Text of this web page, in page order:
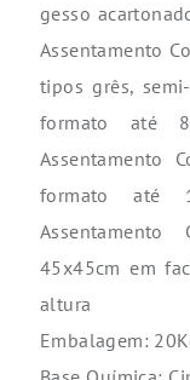
gesso
Assentamento
tipos grês,
formato até
Assentamento
formato até
45x45cm em
altura
Embalagem: